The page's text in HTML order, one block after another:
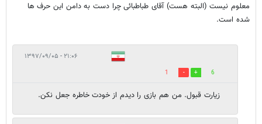
معلوم نیست (البته هست) آقای طباطبائی چرا دست به دامن این حرف ها
شده است.
۲۱:۰۶ - ۱۳۹۷/۰۹/۰۵
6
1
زیارت قبول. من هم بازی را دیدم از خودت خاطره جعل نکن.